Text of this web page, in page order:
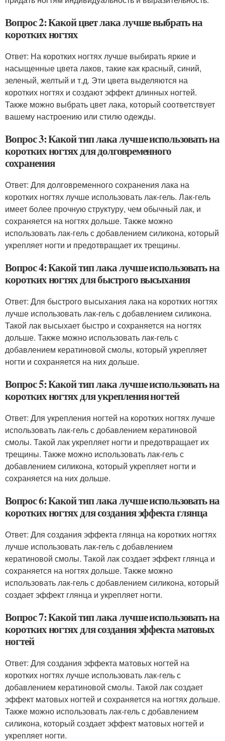
Вопрос 2: Какой цвет лака лучше выбрать на
коротких ногтях
Ответ: На коротких ногтях лучше выбирать яркие и
насыщенные цвета лаков, такие как красный, синий,
зеленый, желтый и т.д. Эти цвета выделяются на
коротких ногтях и создают эффект длинных ногтей.
Также можно выбрать цвет лака, который соответствует
вашему настроению или стилю одежды.
Вопрос 3: Какой тип лака лучше использовать на
коротких ногтях для долговременного
сохранения
Ответ: Для долговременного сохранения лака на
коротких ногтях лучше использовать лак-гель. Лак-гель
имеет более прочную структуру, чем обычный лак, и
сохраняется на ногтях дольше. Также можно
использовать лак-гель с добавлением силикона, который
укрепляет ногти и предотвращает их трещины.
Вопрос 4: Какой тип лака лучше использовать на
коротких ногтях для быстрого высыхания
Ответ: Для быстрого высыхания лака на коротких ногтях
лучше использовать лак-гель с добавлением силикона.
Такой лак высыхает быстро и сохраняется на ногтях
дольше. Также можно использовать лак-гель с
добавлением кератиновой смолы, который укрепляет
ногти и сохраняется на них дольше.
Вопрос 5: Какой тип лака лучше использовать на
коротких ногтях для укрепления ногтей
Ответ: Для укрепления ногтей на коротких ногтях лучше
использовать лак-гель с добавлением кератиновой
смолы. Такой лак укрепляет ногти и предотвращает их
трещины. Также можно использовать лак-гель с
добавлением силикона, который укрепляет ногти и
сохраняется на них дольше.
Вопрос 6: Какой тип лака лучше использовать на
коротких ногтях для создания эффекта глянца
Ответ: Для создания эффекта глянца на коротких ногтях
лучше использовать лак-гель с добавлением
кератиновой смолы. Такой лак создает эффект глянца и
сохраняется на ногтях дольше. Также можно
использовать лак-гель с добавлением силикона, который
создает эффект глянца и укрепляет ногти.
Вопрос 7: Какой тип лака лучше использовать на
коротких ногтях для создания эффекта матовых
ногтей
Ответ: Для создания эффекта матовых ногтей на
коротких ногтях лучше использовать лак-гель с
добавлением кератиновой смолы. Такой лак создает
эффект матовых ногтей и сохраняется на ногтях дольше.
Также можно использовать лак-гель с добавлением
силикона, который создает эффект матовых ногтей и
укрепляет ногти.